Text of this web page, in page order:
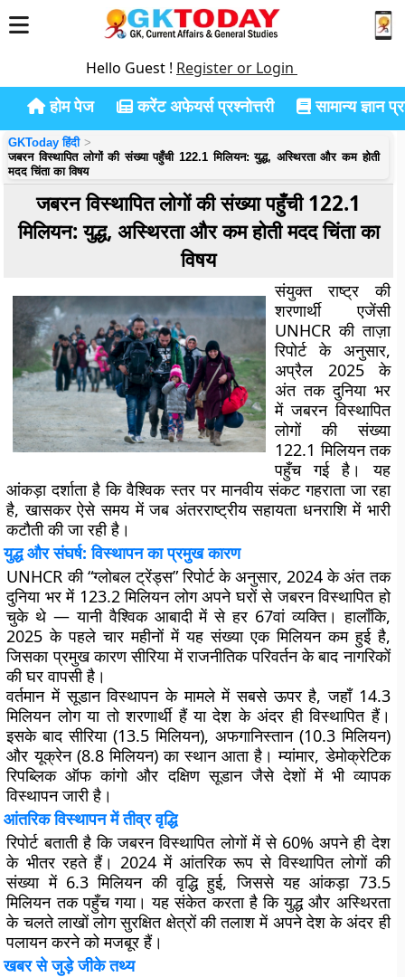
Hello Guest ! Register or Login
होम पेज करेंट अफेयर्स प्रश्नोत्तरी सामान्य ज्ञान
GKToday हिंदी
जबरन विस्थापित लोगों की संख्या पहुँची 122.1 मिलियन: युद्ध, अस्थिरता और कम होती
मदद चिंता का विषय
जबरन विस्थापित लोगों की संख्या पहुँची 122.1
मिलियन: युद्ध, अस्थिरता और कम होती मदद चिंता का
विषय
संयुक्त राष्ट्र की
शरणार्थी एजेंसी
UNHCR की ताज़ा
रिपोर्ट के अनुसार,
अप्रैल 2025 के
अंत तक दुनिया भर
में जबरन विस्थापित
लोगों की संख्या
122.1 मिलियन तक
पहुँच गई है। यह
आंकड़ा दर्शाता है कि वैश्विक स्तर पर मानवीय संकट गहराता जा रहा
है, खासकर ऐसे समय में जब अंतरराष्ट्रीय सहायता धनराशि में भारी
कटौती की जा रही है।
युद्ध और संघर्ष: विस्थापन का प्रमुख कारण
UNHCR की “ग्लोबल ट्रेंड्स” रिपोर्ट के अनुसार, 2024 के अंत तक
दुनिया भर में 123.2 मिलियन लोग अपने घरों से जबरन विस्थापित हो
चुके थे — यानी वैश्विक आबादी में से हर 67वां व्यक्ति। हालाँकि,
2025 के पहले चार महीनों में यह संख्या एक मिलियन कम हुई है,
जिसका प्रमुख कारण सीरिया में राजनीतिक परिवर्तन के बाद नागरिकों
की घर वापसी है।
वर्तमान में सूडान विस्थापन के मामले में सबसे ऊपर है, जहाँ 14.3
मिलियन लोग या तो शरणार्थी हैं या देश के अंदर ही विस्थापित हैं।
इसके बाद सीरिया (13.5 मिलियन), अफगानिस्तान (10.3 मिलियन)
और यूक्रेन (8.8 मिलियन) का स्थान आता है। म्यांमार, डेमोक्रेटिक
रिपब्लिक ऑफ कांगो और दक्षिण सूडान जैसे देशों में भी व्यापक
विस्थापन जारी है।
आंतरिक विस्थापन में तीव्र वृद्धि
रिपोर्ट बताती है कि जबरन विस्थापित लोगों में से 60% अपने ही देश
के भीतर रहते हैं। 2024 में आंतरिक रूप से विस्थापित लोगों की
संख्या में 6.3 मिलियन की वृद्धि हुई, जिससे यह आंकड़ा 73.5
मिलियन तक पहुँच गया। यह संकेत करता है कि युद्ध और अस्थिरता
के चलते लाखों लोग सुरक्षित क्षेत्रों की तलाश में अपने देश के अंदर ही
पलायन करने को मजबूर हैं।
खबर से जुड़े जीके तथ्य